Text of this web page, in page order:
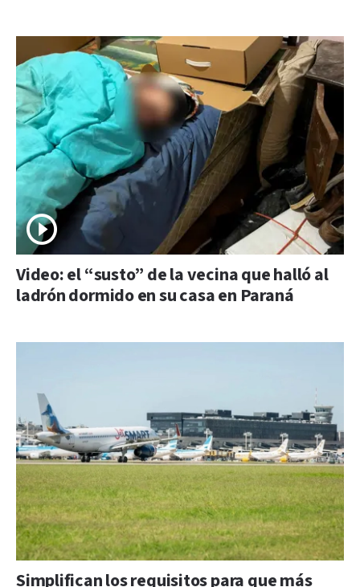
Video: el “susto” de la vecina que halló al
ladrón dormido en su casa en Paraná
Simplifican los requisitos para que más